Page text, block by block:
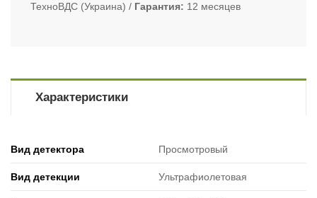
ТехноВДС (Украина)
Гарантия 12 месяцев
Характеристики
Вид детектора Просмотровый
Вид детекции Ультрафиолетовая